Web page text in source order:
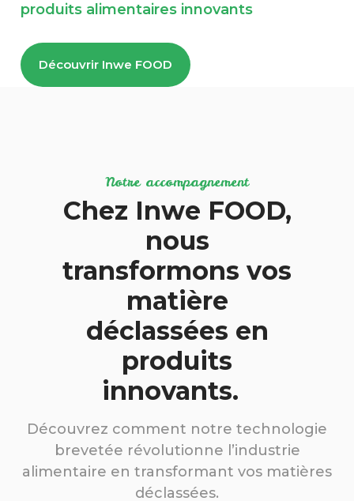
produits alimentaires innovants
Découvrir Inwe FOOD
Notre accompagnement
Chez Inwe FOOD,
nous
transformons vos
matière
déclassées en
produits
innovants.
Découvrez comment notre technologie
brevetée révolutionne l’industrie
alimentaire en transformant vos matières
déclassées.